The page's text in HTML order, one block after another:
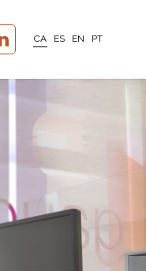
CA ES EN PT